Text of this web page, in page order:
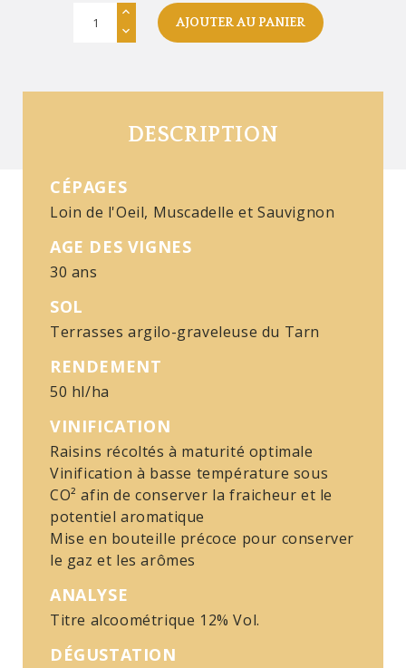
AJOUTER AU PANIER
DESCRIPTION
CÉPAGES
Loin de l'Oeil, Muscadelle et Sauvignon
AGE DES VIGNES
30 ans
SOL
Terrasses argilo-graveleuse du Tarn
RENDEMENT
50 hl/ha
VINIFICATION
Raisins récoltés à maturité optimale
Vinification à basse température sous
CO² afin de conserver la fraicheur et le
potentiel aromatique
Mise en bouteille précoce pour conserver
le gaz et les arômes
ANALYSE
Titre alcoométrique 12% Vol.
DÉGUSTATION